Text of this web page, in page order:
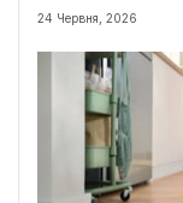
24 Червня, 2026